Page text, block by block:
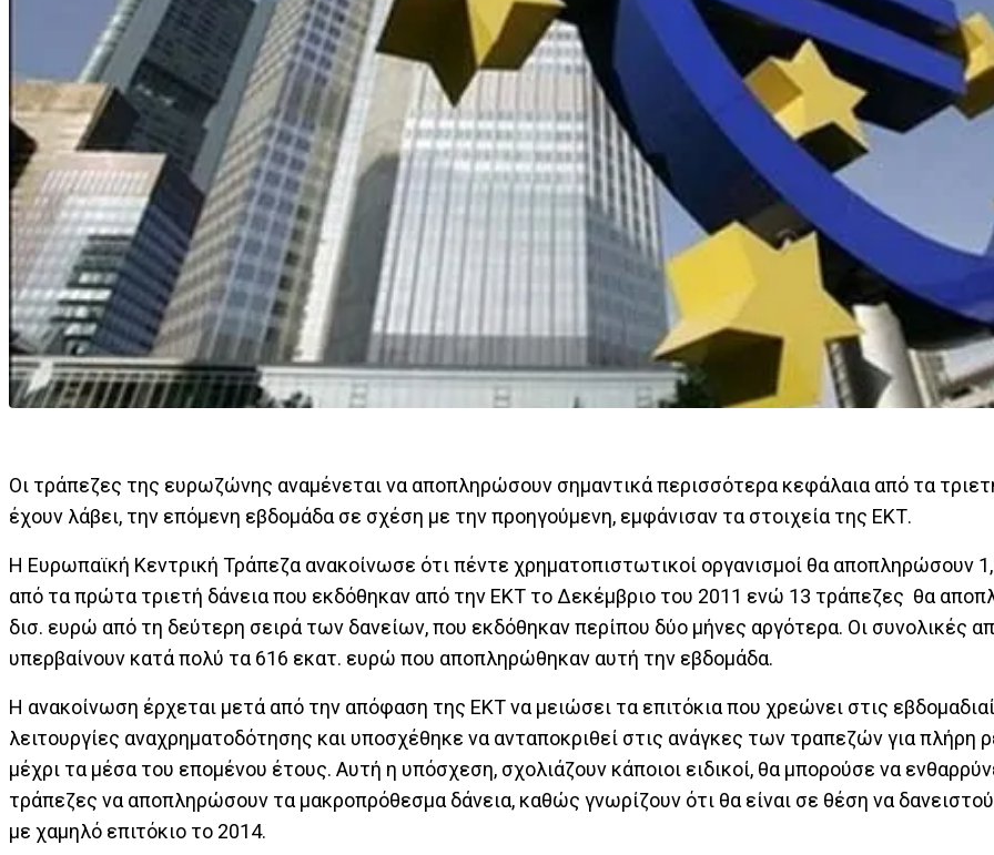
Οι τράπεζες της ευρωζώνης αναμένεται να αποπληρώσουν σημαντικά περισσότερα κεφάλαια από τα
έχουν λάβει, την επόμενη εβδομάδα σε σχέση με την προηγούμενη, εμφάνισαν τα στοιχεία της ΕΚΤ.
Η Ευρωπαϊκή Κεντρική Τράπεζα ανακοίνωσε ότι πέντε χρηματοπιστωτικοί οργανισμοί θα αποπληρώσουν
από τα πρώτα τριετή δάνεια που εκδόθηκαν από την ΕΚΤ το Δεκέμβριο του 2011 ενώ 13 τράπεζες θα
δισ. ευρώ από τη δεύτερη σειρά των δανείων, που εκδόθηκαν περίπου δύο μήνες αργότερα. Οι συνολικές
υπερβαίνουν κατά πολύ τα 616 εκατ. ευρώ που αποπληρώθηκαν αυτή την εβδομάδα.
Η ανακοίνωση έρχεται μετά από την απόφαση της ΕΚΤ να μειώσει τα επιτόκια που χρεώνει στις
λειτουργίες αναχρηματοδότησης και υποσχέθηκε να ανταποκριθεί στις ανάγκες των τραπεζών για πλήρη
μέχρι τα μέσα του επομένου έτους. Αυτή η υπόσχεση, σχολιάζουν κάποιοι ειδικοί, θα μπορούσε να
τράπεζες να αποπληρώσουν τα μακροπρόθεσμα δάνεια, καθώς γνωρίζουν ότι θα είναι σε θέση να
με χαμηλό επιτόκιο το 2014.